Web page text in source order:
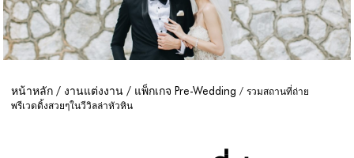
หน้าหลัก งานแต่งงาน แพ็กเกจ Pre-Wedding
รวมสถานที่ถ่าย
พรีเวดดิ้งสวยๆในวีวิลล่าหัวหิน